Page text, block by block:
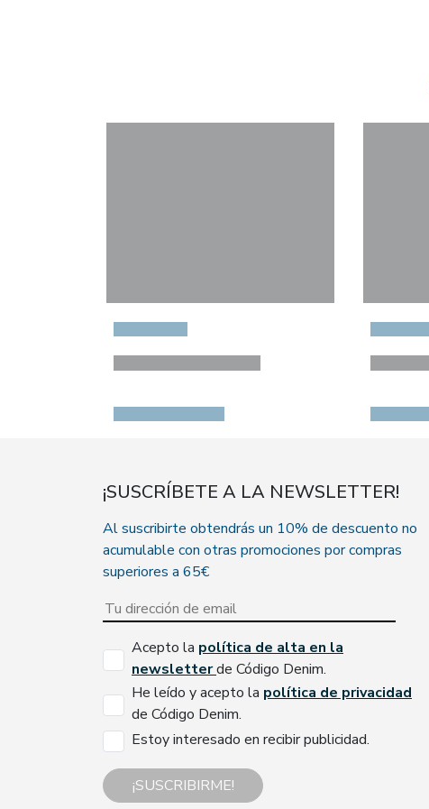
¡SUSCRÍBETE A LA NEWSLETTER!
Al suscribirte obtendrás un 10% de descuento no
acumulable con otras promociones por compras
superiores a 65€
Acepto la política de alta en la
newsletterde Código Denim.
He leído y acepto la política de privacidad
de Código Denim.
Estoy interesado en recibir publicidad.
¡SUSCRIBIRME!